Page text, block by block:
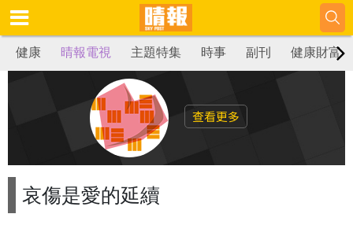
健康 晴報電視 主題特集 時事 副刊 健康財富
查看更多
哀傷是愛的延續